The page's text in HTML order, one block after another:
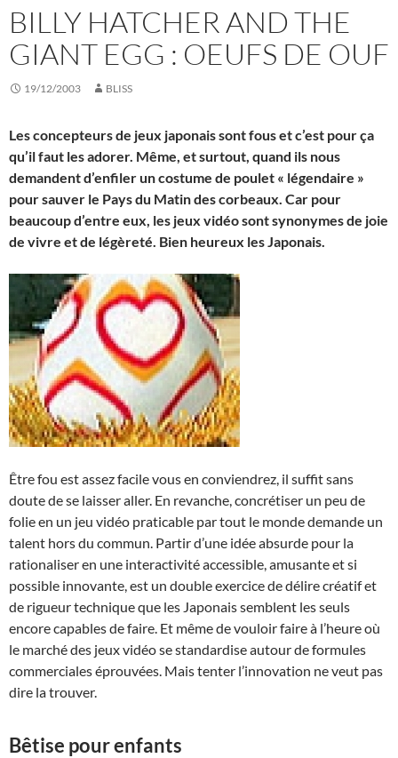
BILLY HATCHER AND THE
GIANT EGG : OEUFS DE OUF
19/12/2003 BLISS
Les concepteurs de jeux japonais sont fous et c’est pour ça
qu’il faut les adorer. Même, et surtout, quand ils nous
demandent d’enfiler un costume de poulet « légendaire »
pour sauver le Pays du Matin des corbeaux. Car pour
beaucoup d’entre eux, les jeux vidéo sont synonymes de joie
de vivre et de légèreté. Bien heureux les Japonais.
Être fou est assez facile vous en conviendrez, il suffit sans
doute de se laisser aller. En revanche, concrétiser un peu de
folie en un jeu vidéo praticable par tout le monde demande un
talent hors du commun. Partir d’une idée absurde pour la
rationaliser en une interactivité accessible, amusante et si
possible innovante, est un double exercice de délire créatif et
de rigueur technique que les Japonais semblent les seuls
encore capables de faire. Et même de vouloir faire à l’heure où
le marché des jeux vidéo se standardise autour de formules
commerciales éprouvées. Mais tenter l’innovation ne veut pas
dire la trouver.
Bêtise pour enfants